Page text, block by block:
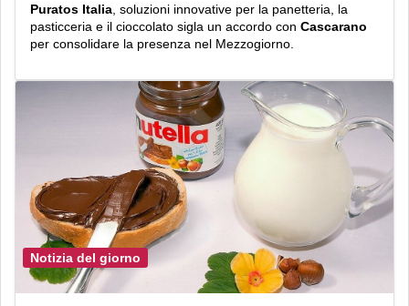
Puratos Italia , soluzioni innovative per la panetteria, la
pasticceria e il cioccolato sigla un accordo con Cascarano
per consolidare la presenza nel Mezzogiorno.
Notizia del giorno